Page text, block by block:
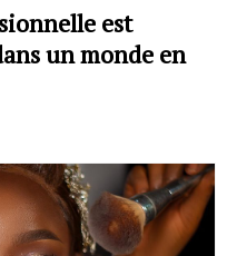
est
un monde en